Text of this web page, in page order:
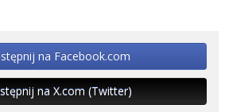
na Facebook.com
na X.com (Twitter)